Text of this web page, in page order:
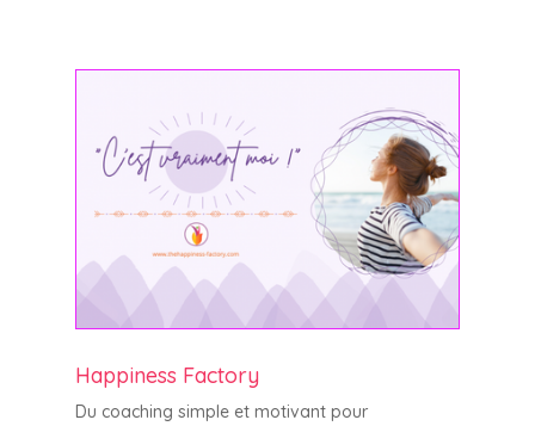
Happiness Factory
Du coaching simple et motivant pour